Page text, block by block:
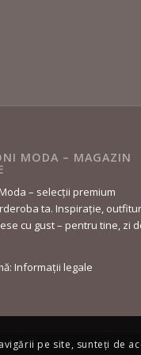
MODA – MAGAZIN
– selecții premium
ta. Inspirație,
cu gust – pentru tine, zi
Informații legale
pe site, sunteți de